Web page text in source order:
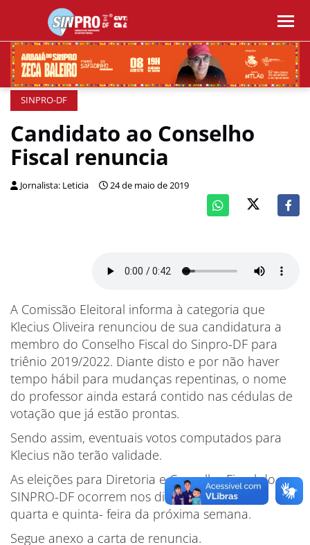
SINPRO-DF
Candidato ao Conselho
Fiscal renuncia
Jornalista: Leticia 24 de maio de 2019
A Comissão Eleitoral informa à categoria que
Klecius Oliveira renunciou de sua candidatura a
membro do Conselho Fiscal do Sinpro-DF para
triênio 2019/2022. Diante disto e por não haver
tempo hábil para mudanças repentinas, o nome
do professor ainda estará contido nas cédulas de
votação que já estão prontas.
Sendo assim, eventuais votos computados para
Klecius não terão validade.
As eleições para Diretoria e Conselho Fiscal do
SINPRO-DF ocorrem nos dia 29 e 30 de maio,
quarta e quinta- feira da próxima semana.
Segue anexo a carta de renuncia.